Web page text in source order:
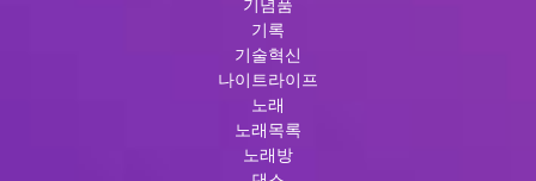
기록
기술혁신
나이트라이프
노래
노래목록
노래방